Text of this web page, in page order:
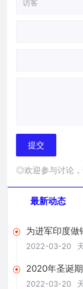
◎欢迎参与讨论，
最新动态
为进军印度做
2022-03-20
2020年圣诞
超4亿美元
2022-03-20